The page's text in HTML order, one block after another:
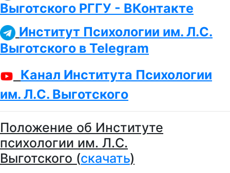
Выготского РГГУ - ВКонтакте
Институт Психологии им. Л.С.
Выготского в Telegram
Канал Института Психологии
им. Л.С. Выготского
Положение об Институте
психологии им. Л.С.
Выготского (скачать)